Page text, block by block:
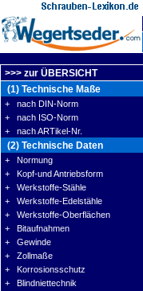
>>> zur ÜBERSICHT
(1) Technische Maße
+ nach DIN-Norm
+ nach ISO-Norm
+ nach ARTikel-Nr.
(2) Technische Daten
+ Normung
+ Kopf-und Antriebsform
+ Werkstoffe-Stähle
+ Werkstoffe-Edelstähle
+ Werkstoffe-Oberflächen
+ Bitaufnahmen
+ Gewinde
+ Zollmaße
+ Korrosionsschutz
+ Blindniettechnik